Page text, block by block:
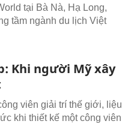
tại Bà Nà, Hạ Long,
tầm ngành du lịch Việt
Khi người Mỹ xây
viên giải trí thế giới, liệu
khi thiết kế một công viên